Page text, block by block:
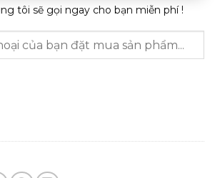
tôi sẽ gọi ngay cho bạn miễn phí !